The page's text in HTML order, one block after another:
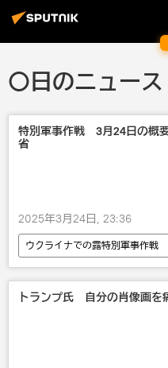
〇日のニュー
特別軍事作戦 3月24日の概
省
2025年3月24日, 23:36
ウクライナでの露特別軍事作戦
ロシア国防省
ロシア軍
トランプ氏 自分の肖像画を